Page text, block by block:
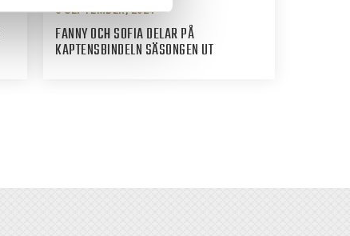
6 SEPTEMBER, 2024
FANNY OCH SOFIA DELAR PÅ
KAPTENSBINDELN SÄSONGEN UT